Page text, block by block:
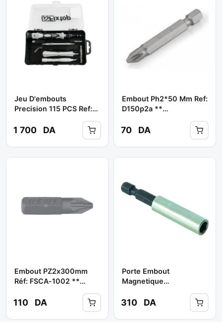
Jeu D'embouts
Precision 115 PCS Ref:
1 700 DA
Embout Ph2*50 Mm Ref:
D150p2a **
70 DA
Embout PZ2x300mm
Réf: FSCA-1002 **
110 DA
Porte Embout
Magnetique
Ref: Ftdc-0808 **
310 DA